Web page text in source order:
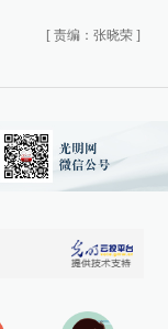
[ 责编：张晓荣 ]